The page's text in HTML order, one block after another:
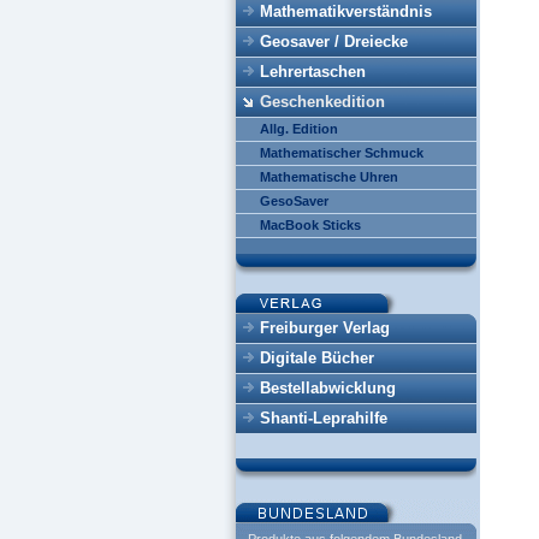
Mathematikverständnis
Geosaver / Dreiecke
Lehrertaschen
Geschenkedition
Allg. Edition
Mathematischer Schmuck
Mathematische Uhren
GesoSaver
MacBook Sticks
Freiburger Verlag
Digitale Bücher
Bestellabwicklung
Shanti-Leprahilfe